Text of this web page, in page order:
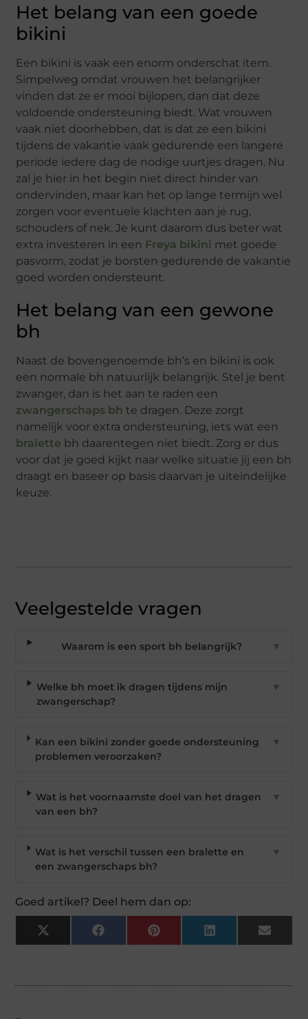
Het belang van een goede
bikini
Een bikini is vaak een enorm onderschat item.
Simpelweg omdat vrouwen het belangrijker
vinden dat ze er mooi bijlopen, dan dat deze
voldoende ondersteuning biedt. Wat vrouwen
vaak niet doorhebben, dat is dat ze een bikini
tijdens de vakantie vaak gedurende een langere
periode iedere dag de nodige uurtjes dragen. Nu
zal je hier in het begin niet direct hinder van
ondervinden, maar kan het op lange termijn wel
zorgen voor eventuele klachten aan je rug,
schouders of nek. Je kunt daarom dus beter wat
extra investeren in een Freya bikini met goede
pasvorm, zodat je borsten gedurende de vakantie
goed worden ondersteunt.
Het belang van een gewone
bh
Naast de bovengenoemde bh’s en bikini is ook
een normale bh natuurlijk belangrijk. Stel je bent
zwanger, dan is het aan te raden een
zwangerschaps bh te dragen. Deze zorgt
namelijk voor extra ondersteuning, iets wat een
bralette bh daarentegen niet biedt. Zorg er dus
voor dat je goed kijkt naar welke situatie jij een bh
draagt en baseer op basis daarvan je uiteindelijke
keuze.
Veelgestelde vragen
Waarom is een sport bh belangrijk? ▼
Welke bh moet ik dragen tijdens mijn
zwangerschap?
▼
Kan een bikini zonder goede ondersteuning
problemen veroorzaken?
▼
Wat is het voornaamste doel van het dragen
van een bh?
▼
Wat is het verschil tussen een bralette en
een zwangerschaps bh?
▼
Goed artikel? Deel hem dan op:
X
(Twitter)
Facebook Pinterest LinkedIn Email